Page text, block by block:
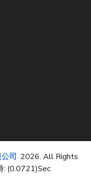
司 2026. All Rights
: (0.0721)sec